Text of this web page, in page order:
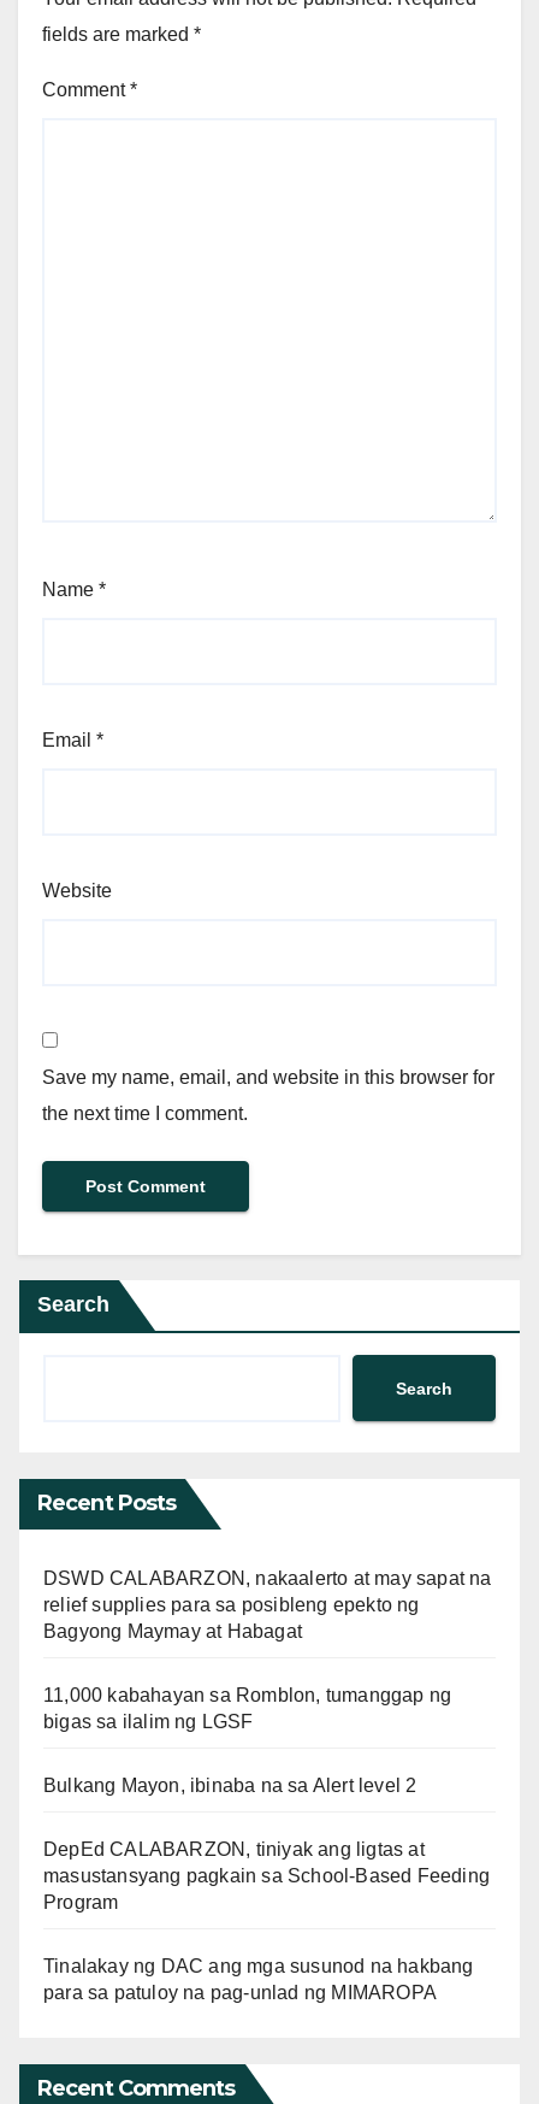
fields are marked *
Comment*
Name *
Email *
Website
Save my name, email, and website in this browser for
the next time I comment.
Search
Search
Recent Posts
DSWD CALABARZON, nakaalerto at may sapat na
relief supplies para sa posibleng epekto ng
Bagyong Maymay at Habagat
11,000 kabahayan sa Romblon, tumanggap ng
bigas sa ilalim ng LGSF
Bulkang Mayon, ibinaba na sa Alert level 2
DepEd CALABARZON, tiniyak ang ligtas at
masustansyang pagkain sa School-Based Feeding
Program
Tinalakay ng DAC ang mga susunod na hakbang
para sa patuloy na pag-unlad ng MIMAROPA
Recent Comments